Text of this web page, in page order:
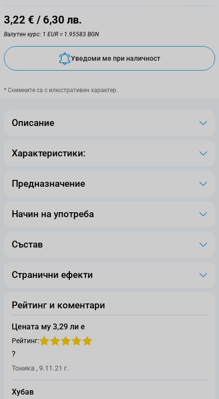
3,22 € / 6,30 лв.
Валутен курс: 1 EUR = 1.95583 BGN
Уведоми ме при наличност
* Снимките са с илюстративен характер.
Описание
Характеристики:
Предназначение
Начин на употреба
Състав
Странични ефекти
Рейтинг и коментари
Цената му 3,29 ли е
Рейтинг:
?
Оценен от
Тоника , 9 ноември 2021 г.
9.11.21 г.
Хубав